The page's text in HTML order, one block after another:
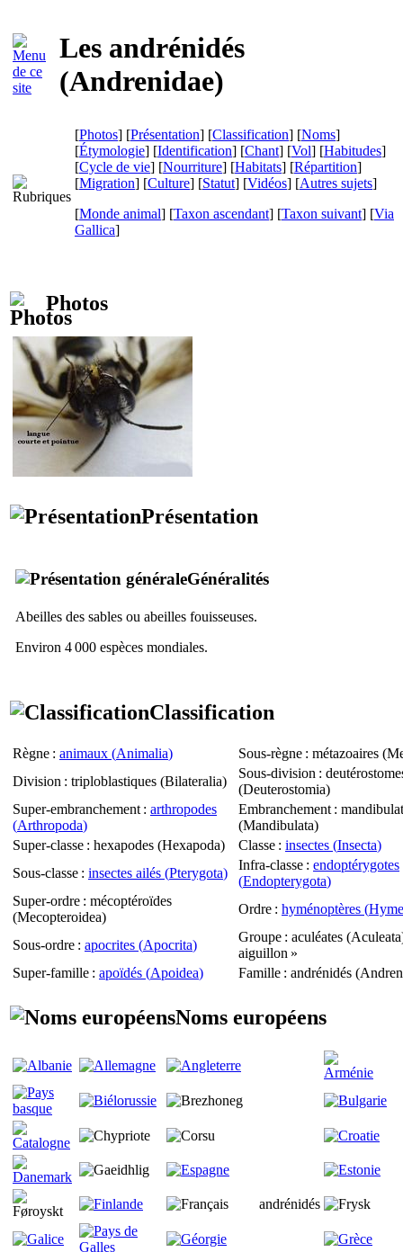
Les andrénidés
(Andrenidae)
[Photos] [Présentation] [Classification] [Noms]
[Étymologie] [Identification] [Chant] [Vol] [Habitudes]
[Cycle de vie] [Nourriture] [Habitats] [Répartition]
[Migration] [Culture] [Statut] [Vidéos] [Autres sujets]
[Monde animal] [Taxon ascendant] [Taxon suivant] [Via
Gallica]
Photos
Présentation
Généralités
Abeilles des sables ou abeilles fouisseuses.
Environ 4 000 espèces mondiales.
Classification
Règne : animaux (Animalia) Sous-règne : métazoaires (
Division : triploblastiques (Bilateralia)
Sous-division :
(Deuterostomia)
Super-embranchement : arthropodes
(Arthropoda)
Embranchement :
(Mandibulata)
Super-classe : hexapodes (Hexapoda) Classe : insectes (Insecta)
Sous-classe : insectes ailés (Pterygota)
Infra-classe : endoptérygotes
(Endopterygota)
Super-ordre : mécoptéroïdes
(Mecopteroidea)
Ordre : hyménoptères (
Sous-ordre : apocrites (Apocrita)
Groupe : aculéates (Aculeata
aiguillon »
Super-famille : apoïdés (Apoidea) Famille : andrénidés (
Noms européens
andrénidés